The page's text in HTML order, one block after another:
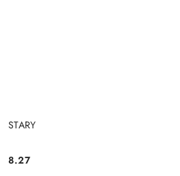
STARY
Cena:
8.27